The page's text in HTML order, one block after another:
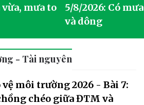
vừa, mưa to
5/8/2026: Có
và dông
- Tài nguyên
vệ môi trường 2026 - Bài 7:
chéo giữa ĐTM và